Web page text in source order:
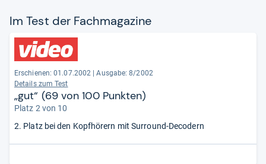
Im Test der Fach­ma­ga­zine
Erschienen: 01.07.2002
Ausgabe: 8/2002
Details zum Test
„gut“ (69 von 100 Punkten)
Platz 2 von 10
2. Platz bei den Kopfhörern mit Surround-Decodern